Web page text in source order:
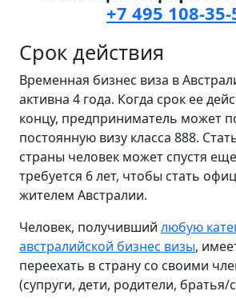
+7 495 108-35-
Срок действия
Временная бизнес виза в
активна 4 года. Когда срок ее
концу, предприниматель может
постоянную визу класса 888.
страны человек может спустя
требуется 6 лет, чтобы стать
жителем Австралии.
Человек, получивший любую
австралийской бизнес визы,
переехать в страну со своими
(супруги, дети, родители, братья/